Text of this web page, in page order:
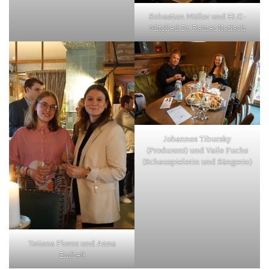
Sebastian Müller und ELG-
Mitglied Dr. Rainer Karlsch
Tatiana Flores und Anna
Endreß
Johannes Tibursky
(Produzent) und Vaile Fuchs
(Schauspielerin und Sängerin)